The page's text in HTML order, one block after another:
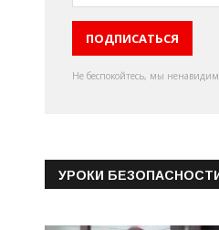
Не беспокойтесь, мы
УРОКИ